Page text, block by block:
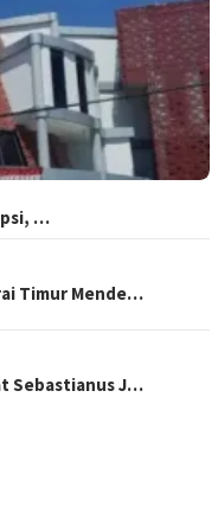
…
Timur Mende…
Sebastianus J…